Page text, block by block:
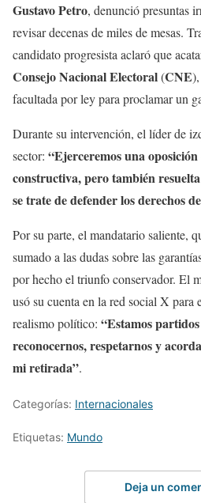
Gustavo Petro, denunció presuntas
revisar decenas de miles de mesas.
candidato progresista aclaró que
Consejo Nacional Electoral(CNE
facultada por ley para proclamar un
Durante su intervención, el líder de
sector: “Ejerceremos una
constructiva, pero también
se trate de defender los derechos
Por su parte, el mandatario saliente,
sumado a las dudas sobre las
por hecho el triunfo conservador. El
usó su cuenta en la red social X para
realismo político: “Estamos
reconocernos, respetarnos y
mi retirada”.
Categorías: Internacionales
Etiquetas: Mundo
Deja un